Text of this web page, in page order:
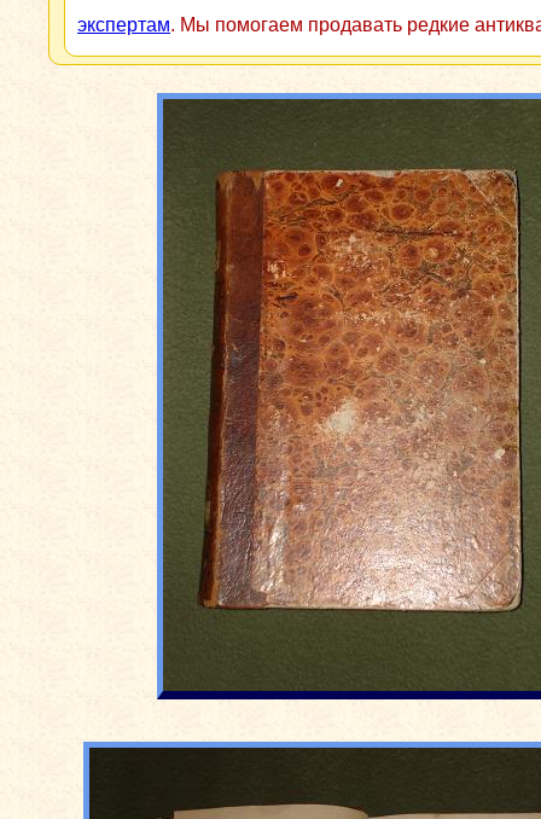
экспертам. Мы помогаем продавать редкие